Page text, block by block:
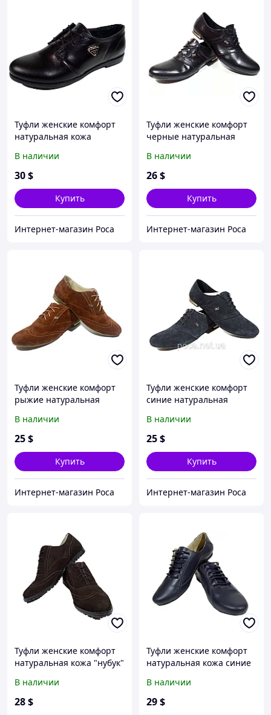
Туфли женские комфорт
натуральная кожа
09 чк) 36 Черный
В наличии
30$
Купить
Интернет-магазин Роса
Туфли женские комфорт
черные натуральная
В наличии
26$
Купить
Интернет-магазин Роса
Туфли женские комфорт
рыжие натуральная
В наличии
25$
Купить
Интернет-магазин Роса
Туфли женские комфорт
синие натуральная
Синий
В наличии
25$
Купить
Интернет-магазин Роса
Туфли женские комфорт
натуральная кожа "нубук"
Юлиана (122кн)
В наличии
28$
Туфли женские комфорт
натуральная кожа синие
Синий
В наличии
29$